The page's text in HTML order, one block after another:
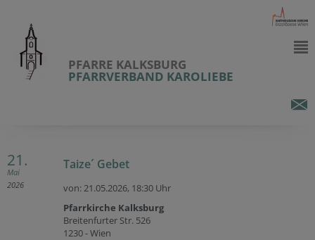
PFARRE KALKSBURG
PFARRVERBAND KAROLIEBE
21.
Mai
2026
Taize´ Gebet
von: 21.05.2026, 18:30 Uhr
Pfarrkirche Kalksburg
Breitenfurter Str. 526
1230 - Wien